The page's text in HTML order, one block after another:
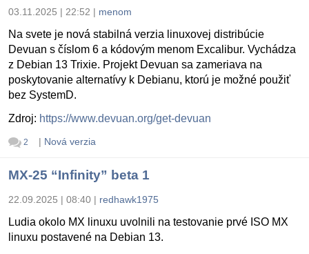
03.11.2025 | 22:52 | menom
Na svete je nová stabilná verzia linuxovej distribúcie
Devuan s číslom 6 a kódovým menom Excalibur. Vychádza
z Debian 13 Trixie. Projekt Devuan sa zameriava na
poskytovanie alternatívy k Debianu, ktorú je možné použiť
bez SystemD.
Zdroj: https://www.devuan.org/get-devuan
2 | Nová verzia
MX-25 “Infinity” beta 1
22.09.2025 | 08:40 | redhawk1975
Ludia okolo MX linuxu uvolnili na testovanie prvé ISO MX
linuxu postavené na Debian 13.